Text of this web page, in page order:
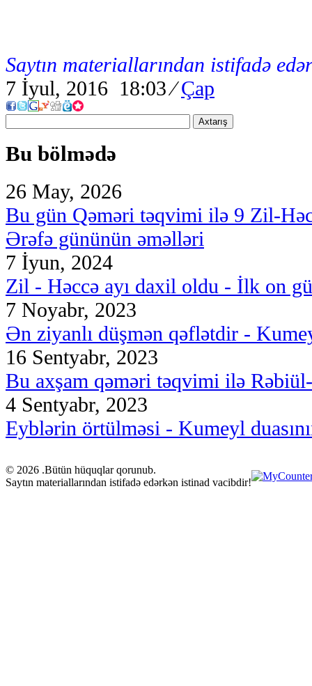
Saytın materiallarından istifadə
7 İyul, 2016 18:03⁄ Çap
Axtarış
Bu bölmədə
26 May, 2026
Bu gün Qəməri təqvimi ilə 9 Zil-
Ərəfə gününün əməlləri
7 İyun, 2024
Zil - Həccə ayı daxil oldu - İlk on
7 Noyabr, 2023
Ən ziyanlı düşmən qəflətdir -
16 Sentyabr, 2023
Bu axşam qəməri təqvimi ilə
4 Sentyabr, 2023
Eyblərin örtülməsi - Kumeyl
© 2026 .Bütün hüquqlar qorunub.
Saytın materiallarından istifadə edərkən istinad vacibdir!